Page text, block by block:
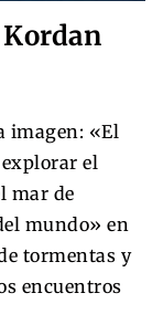
imagen: «El
el
mar de
mundo» en
tormentas y
encuentros